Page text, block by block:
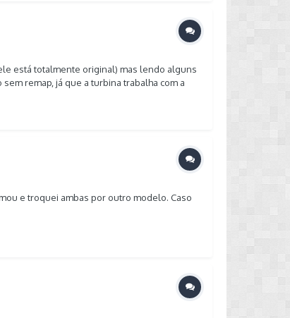
está totalmente original) mas lendo alguns
remap, já que a turbina trabalha com a
e troquei ambas por outro modelo. Caso